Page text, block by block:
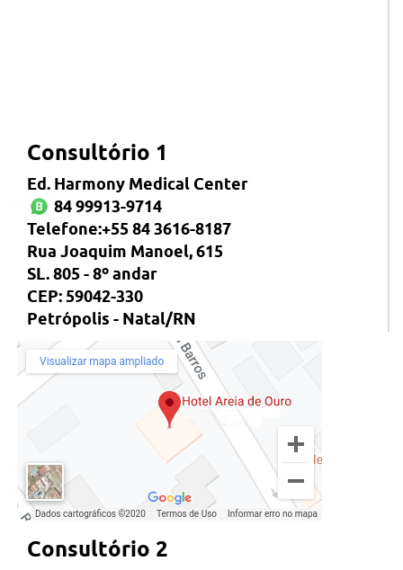
Consultório 1
Ed. Harmony Medical Center
84 99913-9714
Telefone:+55 84 3616-8187
Rua Joaquim Manoel, 615
SL. 805 - 8º andar
CEP: 59042-330
Petrópolis - Natal/RN
Consultório 2